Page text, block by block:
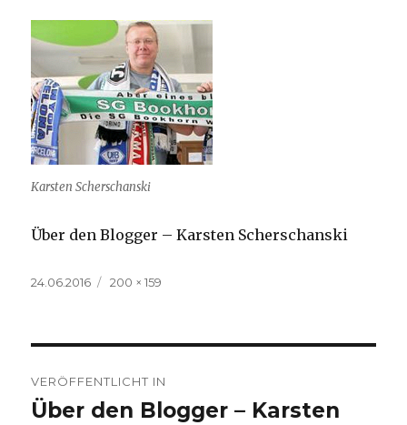
Karsten Scherschanski
Über den Blogger – Karsten Scherschanski
Veröffentlicht
24.06.2016
Volle
200 × 159
VERÖFFENTLICHT IN
Über den Blogger – Karsten